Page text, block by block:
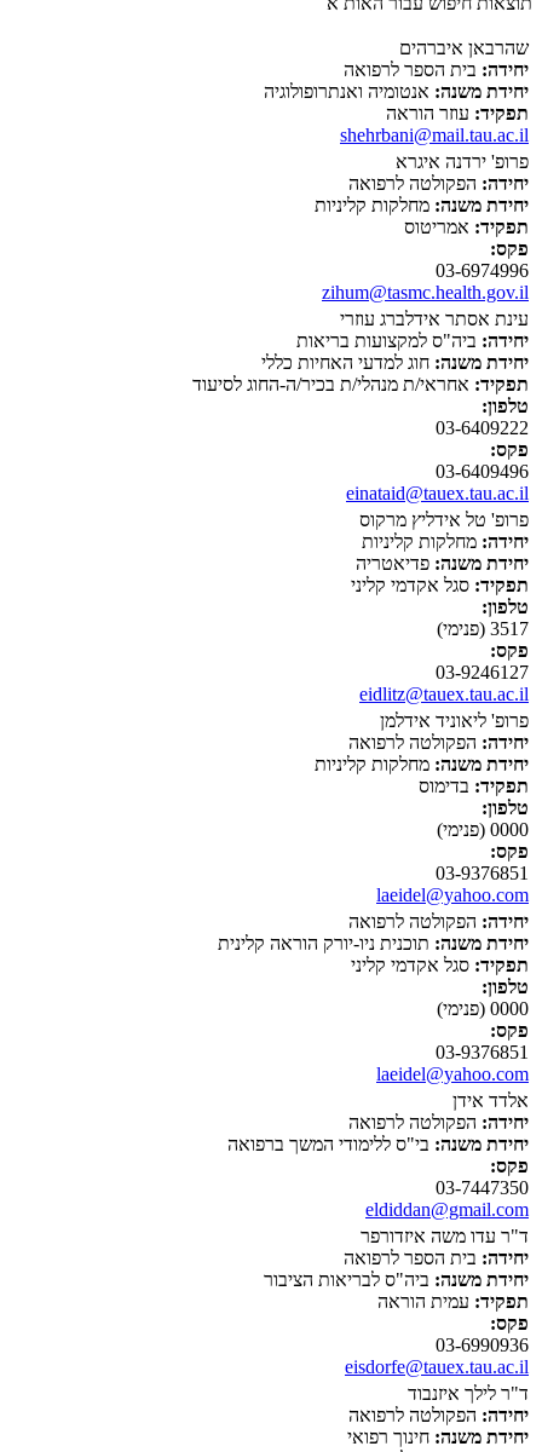
שהרבאן איברהים
יחידה: בית הספר לרפואה
יחידת משנה: אנטומיה ואנתרופולוגיה
תפקיד: עוזר הוראה
shehrbani@mail.tau.ac.il
פרופ' ירדנה איגרא
יחידה: הפקולטה לרפואה
יחידת משנה: מחלקות קליניות
תפקיד: אמריטוס
פקס:
03-6974996
zihum@tasmc.health.gov.il
עינת אסתר אידלברג עוזרי
יחידה: ביה"ס למקצועות בריאות
יחידת משנה: חוג למדעי האחיות כללי
תפקיד: אחראי/ת מנהלי/ת בכיר/ה-החוג לסיעוד
טלפון:
03-6409222
פקס:
03-6409496
einataid@tauex.tau.ac.il
פרופ' טל אידליץ מרקוס
יחידה: מחלקות קליניות
יחידת משנה: פדיאטריה
תפקיד: סגל אקדמי קליני
טלפון:
3517 (פנימי)
פקס:
03-9246127
eidlitz@tauex.tau.ac.il
פרופ' ליאוניד אידלמן
יחידה: הפקולטה לרפואה
יחידת משנה: מחלקות קליניות
תפקיד: בדימוס
טלפון:
0000 (פנימי)
פקס:
03-9376851
laeidel@yahoo.com
יחידה: הפקולטה לרפואה
יחידת משנה: תוכנית ניו-יורק הוראה קלינית
תפקיד: סגל אקדמי קליני
טלפון:
0000 (פנימי)
פקס:
03-9376851
laeidel@yahoo.com
אלדד אידן
יחידה: הפקולטה לרפואה
יחידת משנה: בי"ס ללימודי המשך ברפואה
פקס:
03-7447350
eldiddan@gmail.com
ד"ר עדו משה איזדורפר
יחידה: בית הספר לרפואה
יחידת משנה: ביה"ס לבריאות הציבור
תפקיד: עמית הוראה
פקס:
03-6990936
eisdorfe@tauex.tau.ac.il
ד"ר לילך איזנבוד
יחידה: הפקולטה לרפואה
יחידת משנה: חינוך רפואי